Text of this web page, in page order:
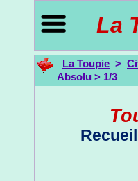
La
La Toupie >
Absolu > 1/3